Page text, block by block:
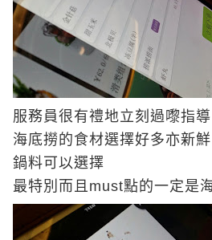
服務員很有禮地立刻過嚟指導
海底撈的食材選擇好多亦新
鍋料可以選擇
最特別而且 must點的一定是